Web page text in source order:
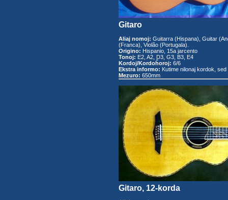
Gitaro
Aliaj nomoj: Guitarra (Hispana), Guitar
(Franca), Violão (Portugala).
Origino: Hispanio, 15a jarcento
Tonoj: E2, A2, D3, G3, B3, E4
Kordoj/Kordoĥoroj: 6/6
Ekstra informo: Kutime nilonaj kordok, sed
Mezuro: 650mm
Gitaro, 12-korda